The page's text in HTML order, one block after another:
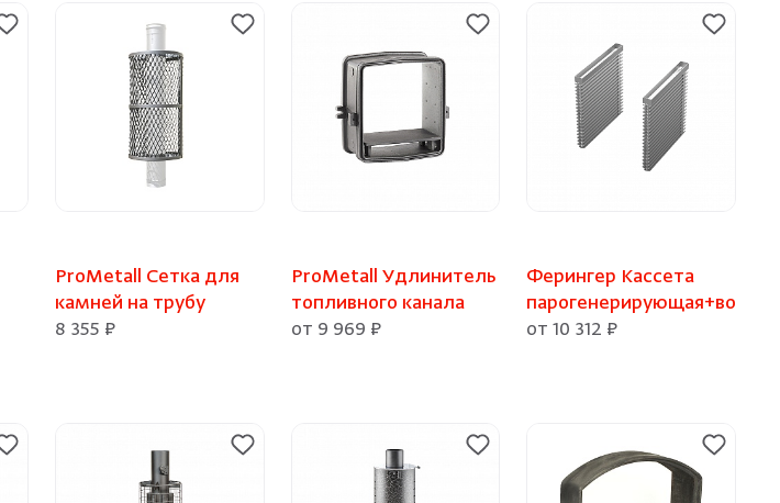
ProMetall Сетка для
камней на трубу
8 355 ₽
ProMetall Удлинитель
топливного канала
от 9 969 ₽
Ферингер Кассета
от 10 312 ₽